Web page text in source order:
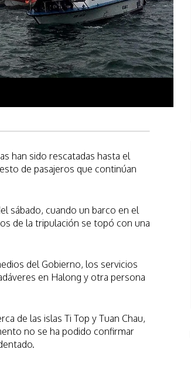
han sido rescatadas hasta el
de pasajeros que continúan
sábado, cuando un barco en el
de la tripulación se topó con una
del Gobierno, los servicios
en Halong y otra persona
de las islas Ti Top y Tuan Chau,
no se ha podido confirmar